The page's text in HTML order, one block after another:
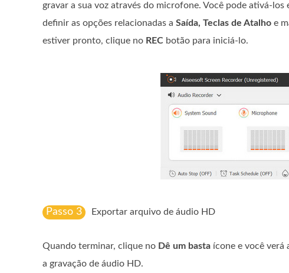
gravar a sua voz através do microfone. Você pode ativá-los
definir as opções relacionadas a Saída, Teclas de Atalho e
estiver pronto, clique no REC botão para iniciá-lo.
Passo 3 Exportar arquivo de áudio HD
Quando terminar, clique no Dê um basta ícone e você verá
a gravação de áudio HD.